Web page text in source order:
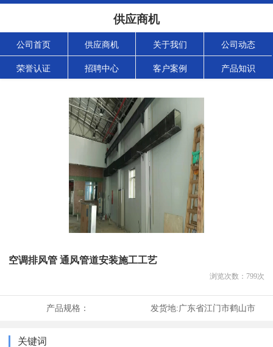
供应商机
公司首页 供应商机 关于我们 公司动态
荣誉认证 招聘中心 客户案例 产品知识
空调排风管 通风管道安装施工工艺
浏览次数： 799次
产品规格： 发货地:广东省江门市鹤山市
关键词